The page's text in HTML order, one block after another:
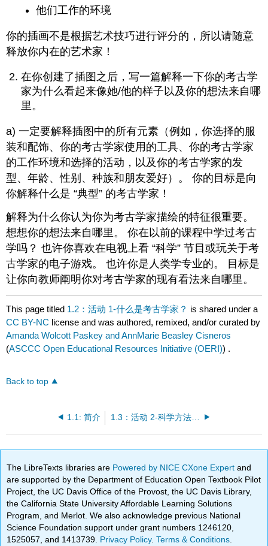
他们工作的环境
你的插画不是根据艺术技巧进行评分的，所以请随意
释放你内在的艺术家！
在你创建了插图之后，写一篇解释一下你的考古学
家为什么看起来像她/他的样子以及你的想法来自哪
里。
a) 一定要解释插图中的所有元素（例如，你选择的服
装和配饰、你的考古学家使用的工具、你的考古学家
的工作环境和选择的活动，以及你的考古学家的发
型、年龄、性别、种族和朋友爱好）。 你的目标是向
你解释什么是 “典型” 的考古学家！
解释为什么你认为你为考古学家描绘的特征很重要。
想想你的想法来自哪里。 你在以前的课程中学过考古
学吗？ 也许你喜欢在电视上看 “科学” 节目或玩关于考
古学家的电子游戏。 也许你是人类学专业的。 目标是
让你向教师阐明你对考古学家的现有看法来自哪里。
This page titled 1.2：活动 1-什么是考古学家？ is shared under a
CC BY-NC license and was authored, remixed, and/or curated by
Amanda Wolcott Paskey and AnnMarie Beasley Cisneros
(ASCCC Open Educational Resources Initiative (OERI)) .
Back to top
1.1: 简介
The LibreTexts libraries are Powered by NICE CXone Expertand
are supported by the Department of Education Open Textbook Pilot
Project, the UC Davis Office of the Provost, the UC Davis Library,
the California State University Affordable Learning Solutions
Program, and Merlot. We also acknowledge previous National
Science Foundation support under grant numbers 1246120,
1525057, and 1413739. Privacy Policy.Terms & Conditions